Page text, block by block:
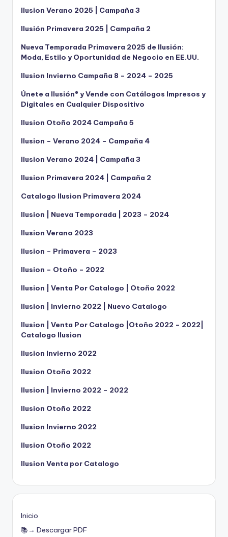
Ilusion Verano 2025 | Campaña 3
Ilusión Primavera 2025 | Campaña 2
Nueva Temporada Primavera 2025 de Ilusión:
Moda, Estilo y Oportunidad de Negocio en EE.UU.
Ilusion Invierno Campaña 8 – 2024 – 2025
Únete a Ilusión® y Vende con Catálogos Impresos y
Digitales en Cualquier Dispositivo
Ilusion Otoño 2024 Campaña 5
Ilusion – Verano 2024 – Campaña 4
Ilusion Verano 2024 | Campaña 3
Ilusion Primavera 2024 | Campaña 2
Catalogo Ilusion Primavera 2024
Ilusion | Nueva Temporada | 2023 – 2024
Ilusion Verano 2023
Ilusion – Primavera – 2023
Ilusion – Otoño – 2022
Ilusion | Venta Por Catalogo | Otoño 2022
Ilusion | Invierno 2022 | Nuevo Catalogo
Ilusion | Venta Por Catalogo |Otoño 2022 – 2022|
Catalogo Ilusion
Ilusion Invierno 2022
Ilusion Otoño 2022
Ilusion | Invierno 2022 – 2022
Ilusion Otoño 2022
Ilusion Invierno 2022
Ilusion Otoño 2022
Ilusion Venta por Catalogo
Inicio
📚→ Descargar PDF